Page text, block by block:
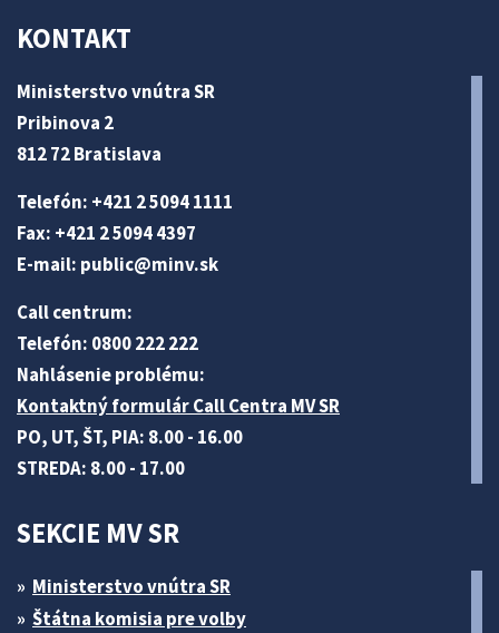
KONTAKT
Ministerstvo vnútra SR
Pribinova 2
812 72 Bratislava
Telefón: +421 2 5094 1111
Fax: +421 2 5094 4397
E-mail: public@minv.sk
Call centrum:
Telefón: 0800 222 222
Nahlásenie problému:
Kontaktný formulár Call Centra MV SR
PO, UT, ŠT, PIA: 8.00 - 16.00
STREDA: 8.00 - 17.00
SEKCIE MV SR
Ministerstvo vnútra SR
Štátna komisia pre volby